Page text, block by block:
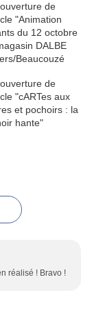
réalisé ! Bravo !